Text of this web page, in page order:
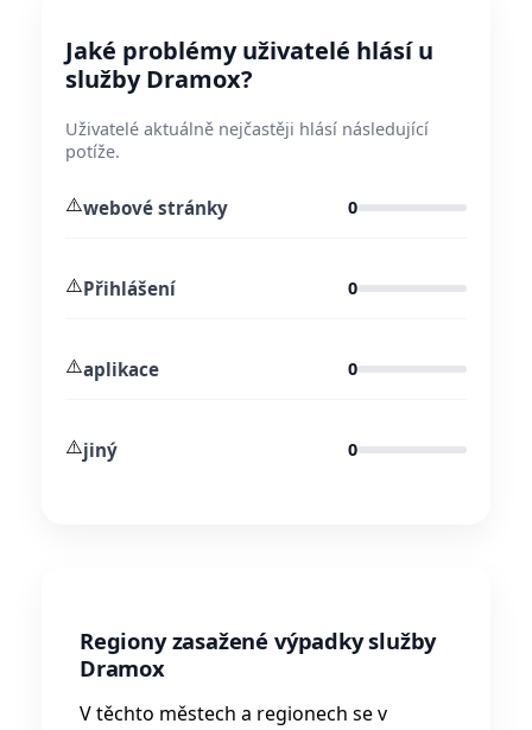
Jaké problémy uživatelé hlásí u
služby Dramox?
Uživatelé aktuálně nejčastěji hlásí následující
potíže.
⚠️webové stránky 0
⚠️Přihlášení 0
⚠️aplikace 0
⚠️jiný 0
Regiony zasažené výpadky služby
Dramox
V těchto městech a regionech se v